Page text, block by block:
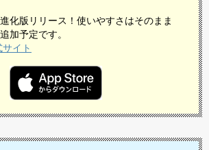
化版リリース！使いやすさはそのまま
加予定です。
イト